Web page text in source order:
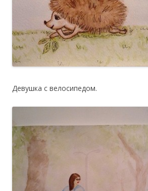
Девушка с велосипедом.